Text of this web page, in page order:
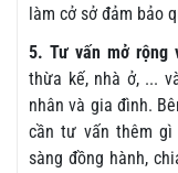
làm cở sở đảm bảo
5.Tư vấn mở rộng
thừa kế, nhà ở, ...
nhân và gia đình.
cần tư vấn thêm gì
sàng đồng hành,